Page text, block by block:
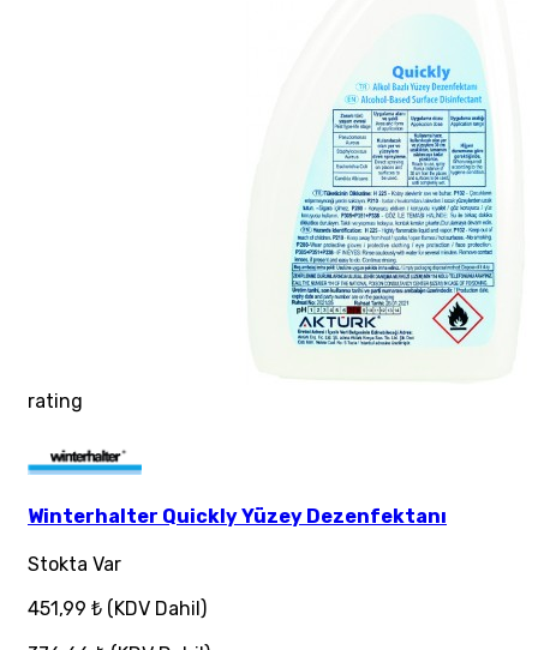
rating
Winterhalter Quickly Yüzey Dezenfektanı
Stokta Var
451,99 ₺ (KDV Dahil)